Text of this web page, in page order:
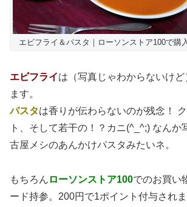
エビフライ＆パスタ｜ローソンストア100で購
エビフライは（写真じゃわからないけ
ます。
パスタは香りが伝わらないのが残念！
ト、そして若干の！？カニ(^_^;) なんか
古屋メシのあんかけパスタみたいネ。
もちろん ローソンストア100でのお買い
ード持参。200円で1ポイント付与され